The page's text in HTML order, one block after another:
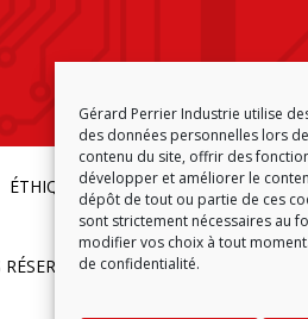
Gérard Perrier Industrie utilise
des données personnelles lors
contenu du site, offrir des
développer et améliorer le
dépôt de tout ou partie de ces
sont strictement nécessaires au
modifier vos choix à tout
de confidentialité.
ÉTHIQUE & CONFORMITÉ